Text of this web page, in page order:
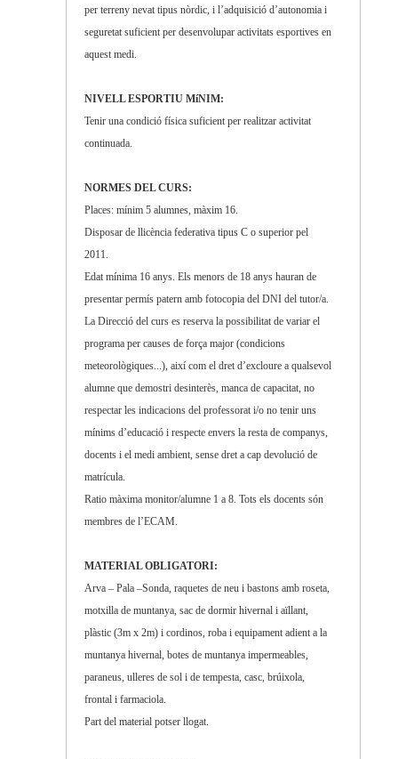
per terreny nevat tipus nòrdic, i l’adquisició d’autonomia i
seguretat suficient per desenvolupar activitats esportives en
aquest medi.
NIVELL ESPORTIU MíNIM:
Tenir una condició física suficient per realitzar activitat
continuada.
NORMES DEL CURS:
Places: mínim 5 alumnes, màxim 16.
Disposar de llicència federativa tipus C o superior pel
2011.
Edat mínima 16 anys. Els menors de 18 anys hauran de
presentar permís patern amb fotocopia del DNI del tutor/a.
La Direcció del curs es reserva la possibilitat de variar el
programa per causes de força major (condicions
meteorològiques...), així com el dret d’excloure a qualsevol
alumne que demostri desinterès, manca de capacitat, no
respectar les indicacions del professorat i/o no tenir uns
mínims d’educació i respecte envers la resta de companys,
docents i el medi ambient, sense dret a cap devolució de
matrícula.
Ratio màxima monitor/alumne 1 a 8. Tots els docents són
membres de l’ECAM.
MATERIAL OBLIGATORI:
Arva – Pala –Sonda, raquetes de neu i bastons amb roseta,
motxilla de muntanya, sac de dormir hivernal i aïllant,
plàstic (3m x 2m) i cordinos, roba i equipament adient a la
muntanya hivernal, botes de muntanya impermeables,
paraneus, ulleres de sol i de tempesta, casc, brúixola,
frontal i farmaciola.
Part del material potser llogat.